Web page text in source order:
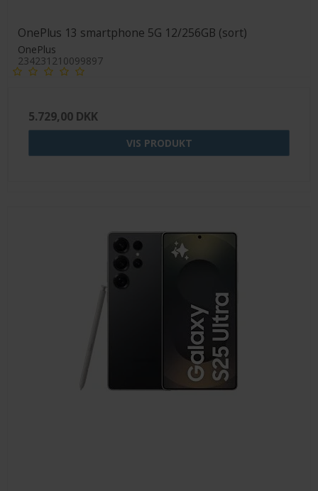
OnePlus 13 smartphone 5G 12/256GB (sort)
OnePlus
234231210099897
5.729,00 DKK
VIS PRODUKT